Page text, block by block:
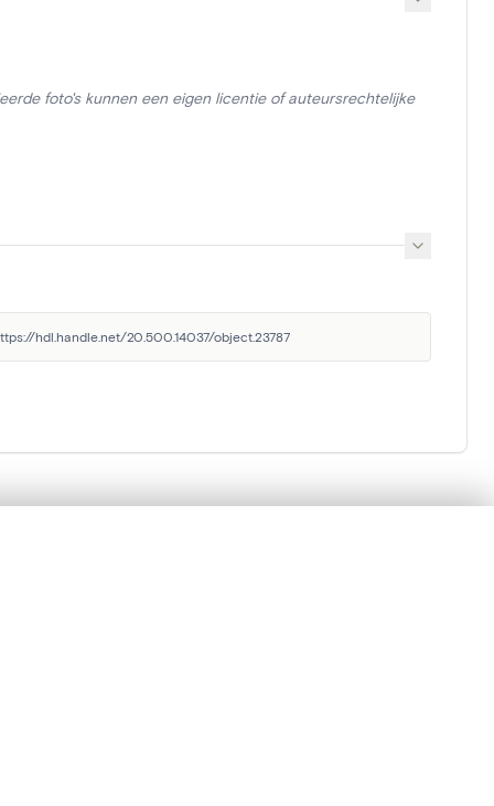
foto's kunnen een eigen licentie of auteursrechtelijke
hdl.handle.net/20.500.14037/object.23787